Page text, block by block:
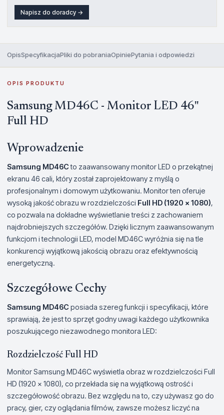
Napisz do doradcy →
OpisSpecyfikacjaPliki do pobraniaOpiniePytania i odpowiedzi
OPIS PRODUKTU
Samsung MD46C - Monitor LED 46"
Full HD
Wprowadzenie
Samsung MD46Cto zaawansowany monitor LED o przekątnej
ekranu 46 cali, który został zaprojektowany z myślą o
profesjonalnym i domowym użytkowaniu. Monitor ten oferuje
wysoką jakość obrazu w rozdzielczości Full HD (1920 x 1080),
co pozwala na dokładne wyświetlanie treści z zachowaniem
najdrobniejszych szczegółów. Dzięki licznym zaawansowanym
funkcjom i technologii LED, model MD46C wyróżnia się na tle
konkurencji wyjątkową jakością obrazu oraz efektywnością
energetyczną.
Szczegółowe Cechy
Samsung MD46Cposiada szereg funkcji i specyfikacji, które
sprawiają, że jest to sprzęt godny uwagi każdego użytkownika
poszukującego niezawodnego monitora LED:
Rozdzielczość Full HD
Monitor Samsung MD46C wyświetla obraz w rozdzielczości Full
HD (1920 x 1080), co przekłada się na wyjątkową ostrość i
szczegółowość obrazu. Bez względu na to, czy używasz go do
pracy, gier, czy oglądania filmów, zawsze możesz liczyć na